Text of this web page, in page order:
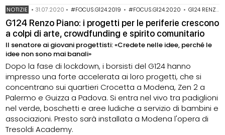
NOTIZIE • 31.07.2020 • #FOCUS.G124.2019 • #FOCUS.G124.2020 • G124 RENZO PIANO
G124 Renzo Piano: i progetti per le periferie crescono
a colpi di arte, crowdfunding e spirito comunitario
Il senatore ai giovani progettisti: «Credete nelle idee, perché le
idee non sono mai banali»
Dopo la fase di lockdown, i borsisti del G124 hanno
impresso una forte accelerata ai loro progetti, che si
concentrano sui quartieri Crocetta a Modena, Zen 2 a
Palermo e Guizza a Padova. Si entra nel vivo tra padiglioni
nel verde, boschetti e aree ludiche a servizio di bambini e
associazioni. Presto sarà installata a Modena l'opera di
Tresoldi Academy.